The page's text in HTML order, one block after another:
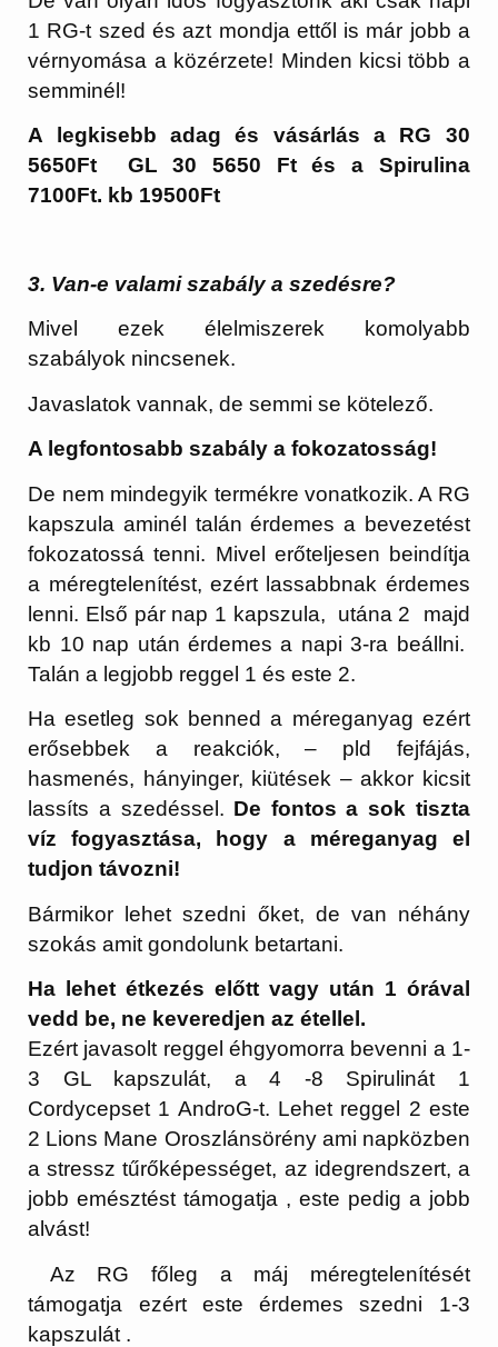
1 RG-t szed és azt mondja ettől is már jobb a
vérnyomása a közérzete! Minden kicsi több a
semminél!
A legkisebb adag és vásárlás a RG 30
5650Ft GL 30 5650 Ft és a Spirulina
7100Ft. kb 19500Ft
3. Van-e valami szabály a szedésre?
Mivel ezek élelmiszerek komolyabb
szabályok nincsenek.
Javaslatok vannak, de semmi se kötelező.
A legfontosabb szabály a fokozatosság!
De nem mindegyik termékre vonatkozik. A RG
kapszula aminél talán érdemes a bevezetést
fokozatossá tenni. Mivel erőteljesen beindítja
a méregtelenítést, ezért lassabbnak érdemes
lenni. Első pár nap 1 kapszula, utána 2 majd
kb 10 nap után érdemes a napi 3-ra beállni.
Talán a legjobb reggel 1 és este 2.
Ha esetleg sok benned a méreganyag ezért
erősebbek a reakciók, – pld fejfájás,
hasmenés, hányinger, kiütések – akkor kicsit
lassíts a szedéssel. De fontos a sok tiszta
víz fogyasztása, hogy a méreganyag el
tudjon távozni!
Bármikor lehet szedni őket, de van néhány
szokás amit gondolunk betartani.
Ha lehet étkezés előtt vagy után 1 órával
vedd be, ne keveredjen az étellel.
Ezért javasolt reggel éhgyomorra bevenni a 1-
3 GL kapszulát, a 4 -8 Spirulinát 1
Cordycepset 1 AndroG-t. Lehet reggel 2 este
2 Lions Mane Oroszlánsörény ami napközben
a stressz tűrőképességet, az idegrendszert, a
jobb emésztést támogatja , este pedig a jobb
alvást!
Az RG főleg a máj méregtelenítését
támogatja ezért este érdemes szedni 1-3
kapszulát .